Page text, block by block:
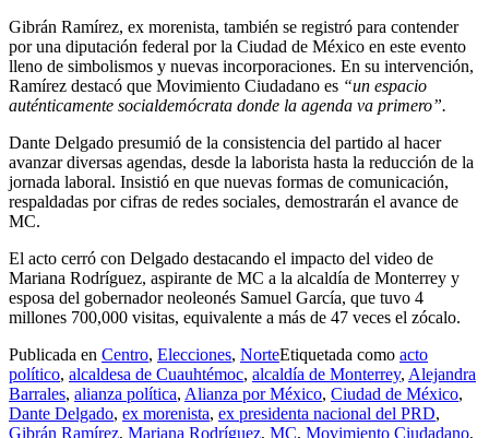
Gibrán Ramírez, ex morenista, también se registró para contender
por una diputación federal por la Ciudad de México en este evento
lleno de simbolismos y nuevas incorporaciones. En su intervención,
Ramírez destacó que Movimiento Ciudadano es “un espacio
auténticamente socialdemócrata donde la agenda va primero”.
Dante Delgado presumió de la consistencia del partido al hacer
avanzar diversas agendas, desde la laborista hasta la reducción de la
jornada laboral. Insistió en que nuevas formas de comunicación,
respaldadas por cifras de redes sociales, demostrarán el avance de
MC.
El acto cerró con Delgado destacando el impacto del video de
Mariana Rodríguez, aspirante de MC a la alcaldía de Monterrey y
esposa del gobernador neoleonés Samuel García, que tuvo 4
millones 700,000 visitas, equivalente a más de 47 veces el zócalo.
Publicada en Centro, Elecciones, NorteEtiquetada como acto
político, alcaldesa de Cuauhtémoc, alcaldía de Monterrey, Alejandra
Barrales, alianza política, Alianza por México, Ciudad de México,
Dante Delgado, ex morenista, ex presidenta nacional del PRD,
Gibrán Ramírez, Mariana Rodríguez, MC, Movimiento Ciudadano,